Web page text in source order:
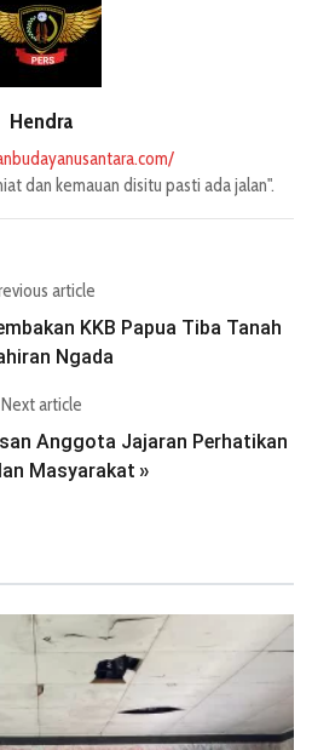
Hendra
dan kemauan disitu pasti ada jalan".
article
KKB Papua Tiba Tanah
Ngada
Next article
Anggota Jajaran Perhatikan
Masyarakat »